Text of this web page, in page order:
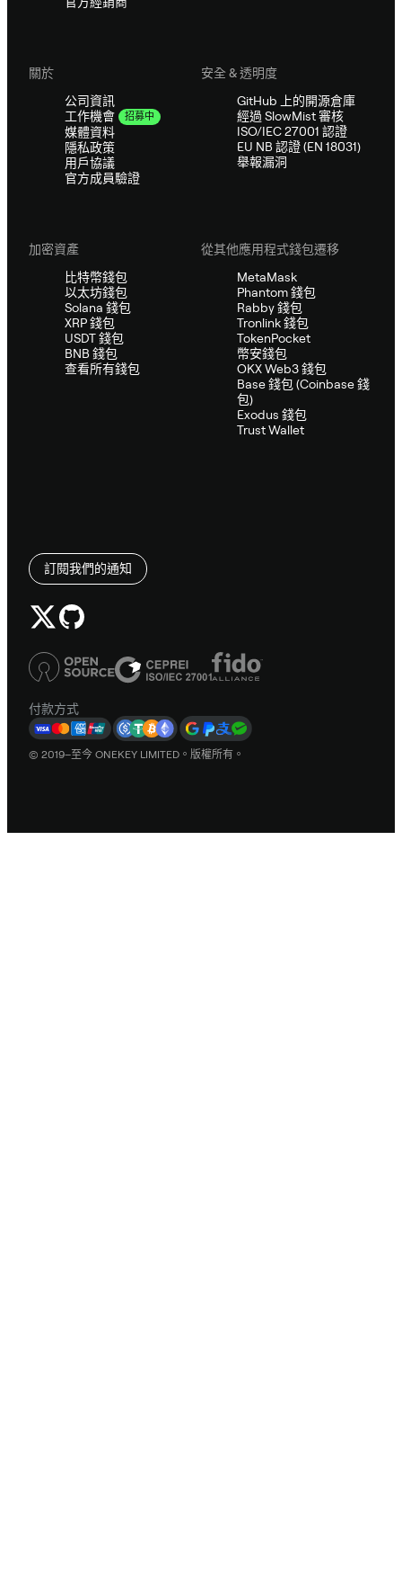
關於
公司資訊
工作機會
招募中
媒體資料
隱私政策
用戶協議
官方成員驗證
安全 & 透明度
GitHub 上的開源倉庫
經過 SlowMist 審核
ISO/IEC 27001 認證
EU NB 認證 (EN 18031)
舉報漏洞
加密資產
比特幣錢包
以太坊錢包
Solana 錢包
XRP 錢包
USDT 錢包
BNB 錢包
查看所有錢包
從其他應用程式錢包遷移
MetaMask
Phantom 錢包
Rabby 錢包
Tronlink 錢包
TokenPocket
幣安錢包
OKX Web3 錢包
Base 錢包 (Coinbase 錢
包)
Exodus 錢包
Trust Wallet
訂閱我們的通知
付款方式
© 2019–至今 ONEKEY LIMITED。版權所有。